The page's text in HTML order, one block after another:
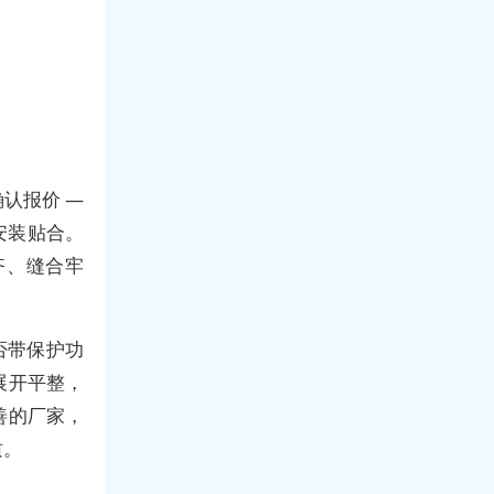
认报价 —
贴合。
缝合牢
带保护功
平整，
厂家，